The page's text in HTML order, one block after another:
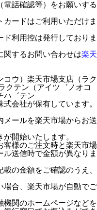
話確認等）をお願いする
ードはご利用いただけま
利用控は発行しておりま
するお問い合わせは楽天
コウ）楽天市場支店（ラク
クテン（アイツ゛ノオコ
ハ゛テン
会社が保有しています。
メールを楽天市場からお送
開始いたします。
客様のご注文時と楽天市場
送信時で金額が異なりま
の金額をご確認のうえ、
場合、楽天市場が自動でご
機関のホームページなどを